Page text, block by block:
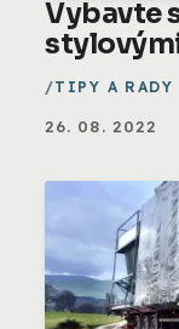
Vybavte
TIPY A RADY
26. 08. 2022